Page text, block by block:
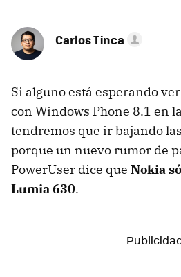
Carlos Tinca
Si alguno está esperando
con Windows Phone 8.1 en
tendremos que ir bajando
porque un nuevo rumor de
PowerUser dice que Nokia
Lumia 630.